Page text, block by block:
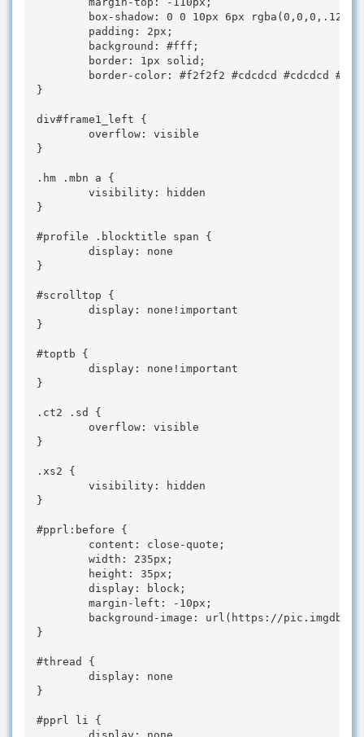
        box-shadow: 0 0 10px 6px rgba(0,0,0,.12);
        padding: 2px;
        background: #fff;
        border: 1px solid;
border-color: #f2f2f2 #cdcdcd #cdcdcd
}
div#frame1_left {
        overflow: visible
}
.hm .mbn a {
        visibility: hidden
}
#profile .blocktitle span {
        display: none
}
#scrolltop {
        display: none!important
}
#toptb {
        display: none!important
}
.ct2 .sd {
        overflow: visible
}
.xs2 {
        visibility: hidden
}
#pprl:before {
        content: close-quote;
        width: 235px;
        height: 35px;
        display: block;
        margin-left: -10px;
background-image: url(https://
}
#thread {
        display: none
}
#pprl li {